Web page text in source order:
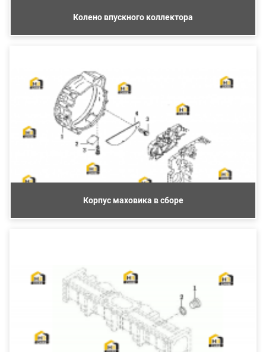
Колено впускного коллектора
Корпус маховика в сборе